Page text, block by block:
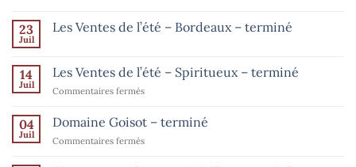
sur
l’été
–
Champagne
15
août
23
Juil
Les Ventes de l’été – Bordeaux – terminé
Les
de
–
Bordeaux
–
terminé
14
Juil
Les Ventes de l’été – Spiritueux – terminé
Commentaires ferméssur
Ventes
de
l’été
04
Juil
Domaine Goisot – terminé
Commentaires ferméssur